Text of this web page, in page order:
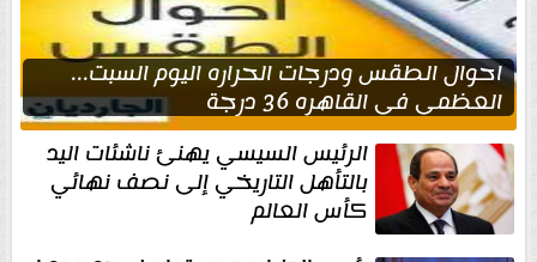
احوال الطقس ودرجات الحراره اليوم السبت...
العظمى في القاهره 36 درجة
الرئيس السيسي يهنئ ناشئات اليد
بالتأهل التاريخي إلى نصف نهائي
كأس العالم